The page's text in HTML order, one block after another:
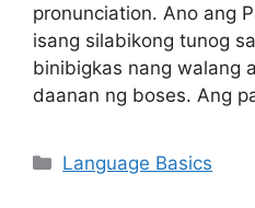
pronunciation. Ano ang
isang silabikong tunog
binibigkas nang walang
daanan ng boses. Ang
Categories
Language Basics